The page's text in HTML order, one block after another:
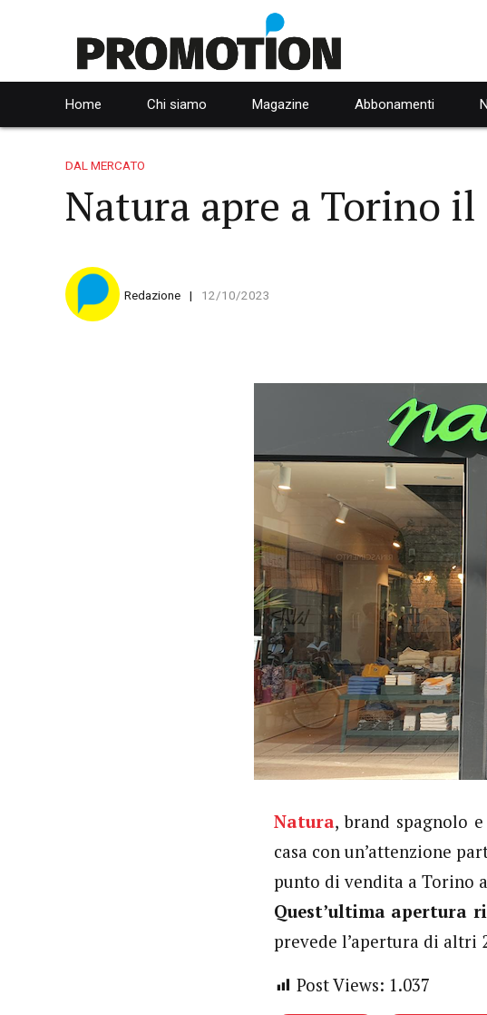
Home Chi siamo Magazine Abbonamenti
DAL MERCATO
Natura apre a Torino
Redazione 12/10/2023
Natura, brand spagnolo
casa con un’attenzione
punto di vendita a Torino
Quest’ultima apertura
prevede l’apertura di altri
Post Views: 1.037